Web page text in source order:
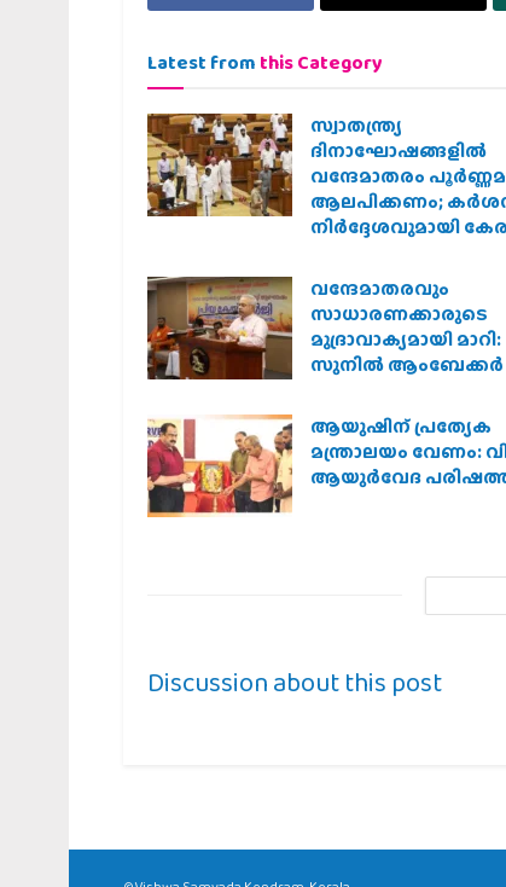
Latest from this Category
സ്വാതന്ത്ര്യ
ദിനാഘോഷങ്ങളിൽ
വന്ദേമാതരം
ആലപിക്കണം;
നിർദ്ദേശവുമായി
വന്ദേമാതരവും
സാധാരണക്കാരുടെ
മുദ്രാവാക്യമായി മാറി:
സുനിൽ ആംബേക്കർ
ആയുഷിന് പ്രത്യേക
മന്ത്രാലയം വേണം:
ആയുര്‍വേദ
Discussion about this post